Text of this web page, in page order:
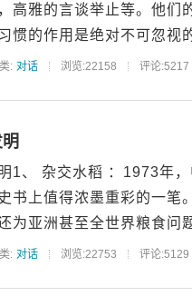
高雅的言谈举止等。他们
惯的作用是绝对不可忽视
: 对话 浏览:22158 评论:5217
1、 杂交水稻 ：1973年
书上值得浓墨重彩的一笔
为亚洲甚至全世界粮食问
: 对话 浏览:22753 评论:5129